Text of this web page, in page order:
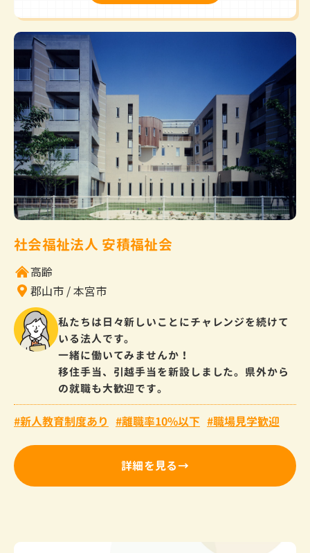
社会福祉法人 安積福祉会
高齢
郡山市 本宮市
私たちは日々新しいことにチャレンジを続けて
いる法人です。
一緒に働いてみませんか！
移住手当、引越手当を新設しました。県外から
の就職も大歓迎です。
新人教育制度あり 離職率10%以下 職場見学歓迎
詳細を見る